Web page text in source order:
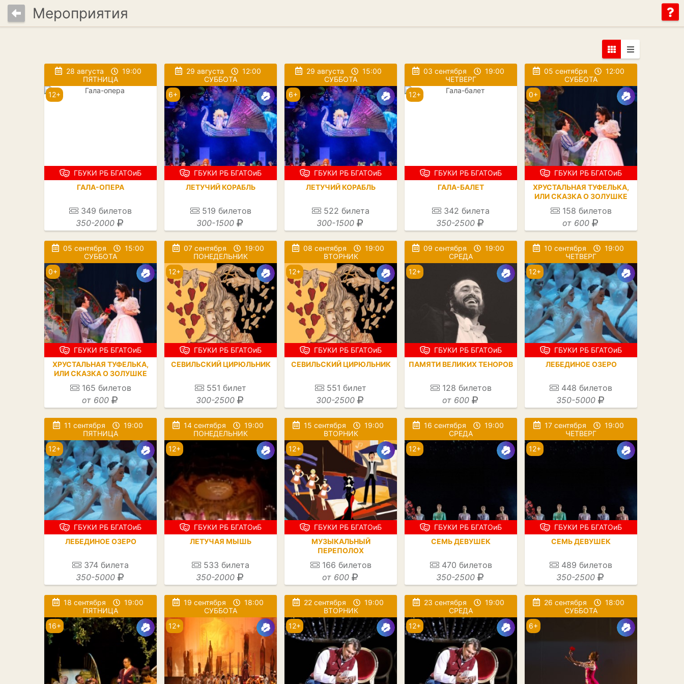
Мероприятия
28 августа
19:00
ПЯТНИЦА
12+
ГБУКИ РБ БГАТОиБ
ГАЛА-ОПЕРА
349 билетов
350-2000
29 августа
12:00
СУББОТА
6+
ГБУКИ РБ БГАТОиБ
ЛЕТУЧИЙ КОРАБЛЬ
519 билетов
300-1500
29 августа
15:00
СУББОТА
6+
ГБУКИ РБ БГАТОиБ
ЛЕТУЧИЙ КОРАБЛЬ
522 билета
300-1500
03 сентября
19:00
ЧЕТВЕРГ
12+
ГБУКИ РБ БГАТОиБ
ГАЛА-БАЛЕТ
342 билета
350-2500
05 сентября
12:00
СУББОТА
0+
ГБУКИ РБ БГАТОиБ
ХРУСТАЛЬНАЯ ТУФЕЛЬКА,
ИЛИ СКАЗКА О ЗОЛУШКЕ
158 билетов
от 600
05 сентября
15:00
СУББОТА
0+
ГБУКИ РБ БГАТОиБ
ХРУСТАЛЬНАЯ ТУФЕЛЬКА,
ИЛИ СКАЗКА О ЗОЛУШКЕ
165 билетов
от 600
07 сентября
19:00
ПОНЕДЕЛЬНИК
12+
ГБУКИ РБ БГАТОиБ
СЕВИЛЬСКИЙ ЦИРЮЛЬНИК
551 билет
300-2500
08 сентября
19:00
ВТОРНИК
12+
ГБУКИ РБ БГАТОиБ
СЕВИЛЬСКИЙ ЦИРЮЛЬНИК
551 билет
300-2500
09 сентября
19:00
СРЕДА
12+
ГБУКИ РБ БГАТОиБ
ПАМЯТИ ВЕЛИКИХ ТЕНОРОВ
128 билетов
от 600
10 сентября
19:00
ЧЕТВЕРГ
12+
ГБУКИ РБ БГАТОиБ
ЛЕБЕДИНОЕ ОЗЕРО
448 билетов
350-5000
11 сентября
19:00
ПЯТНИЦА
12+
ГБУКИ РБ БГАТОиБ
ЛЕБЕДИНОЕ ОЗЕРО
374 билета
350-5000
14 сентября
19:00
ПОНЕДЕЛЬНИК
12+
ГБУКИ РБ БГАТОиБ
ЛЕТУЧАЯ МЫШЬ
533 билета
350-2000
15 сентября
19:00
ВТОРНИК
12+
ГБУКИ РБ БГАТОиБ
МУЗЫКАЛЬНЫЙ
ПЕРЕПОЛОХ
166 билетов
от 600
16 сентября
19:00
СРЕДА
12+
ГБУКИ РБ БГАТОиБ
СЕМЬ ДЕВУШЕК
470 билетов
350-2500
17 сентября
19:00
ЧЕТВЕРГ
12+
ГБУКИ РБ БГАТОиБ
СЕМЬ ДЕВУШЕК
489 билетов
350-2500
18 сентября
19:00
ПЯТНИЦА
16+
19 сентября
18:00
СУББОТА
12+
22 сентября
19:00
ВТОРНИК
12+
23 сентября
19:00
СРЕДА
12+
26 сентября
18:00
СУББОТА
6+